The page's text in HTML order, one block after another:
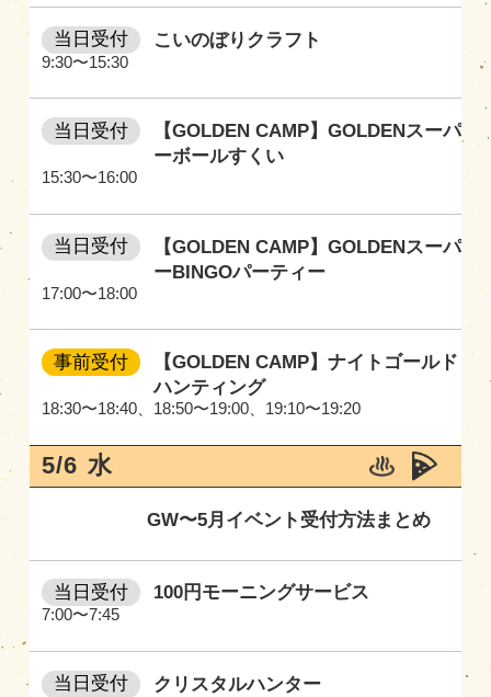
9:30〜15:30
当日受付 こいのぼりクラフト
15:30〜16:00
当日受付
【GOLDEN CAMP】GOLDENスーパ
ーボールすくい
17:00〜18:00
当日受付
【GOLDEN CAMP】GOLDENスーパ
ーBINGOパーティー
18:30〜18:40、 18:50〜19:00、 19:10〜19:20
事前受付
【GOLDEN CAMP】ナイトゴールド
ハンティング
5/6 水
GW〜5月イベント受付方法まとめ
7:00〜7:45
当日受付 100円モーニングサービス
当日受付
クリスタルハンター